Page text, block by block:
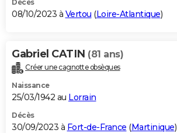
Décès
08/10/2023 à Vertou (Loire-Atlantique)
Gabriel CATIN (81 ans)
Créer une cagnotte obsèques
Naissance
25/03/1942 au Lorrain
Décès
30/09/2023 à Fort-de-France (Martinique)